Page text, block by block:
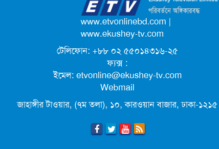
পদোন্নতি পেয়ে সচিব হলেন ২ কর্মকর্তা
লিগ্যাল এইডের মাধ্যমে সন্তান ফিরে পেল
সেই কিশোরী মা জুঁই
জেট ফুয়েলের দাম কমলো লিটারে ১৯ টাকা
ছুটিতে গিয়ে না ফিরলে ৩ বছরের নিষেধাজ্ঞা,
www.etvonlinebd.com |
www.ekushey-tv.com
টেলিফোন: +৮৮ ০২ ৫৫০১৪৩১৬-২৫
ফ্যক্স :
ইমেল: etvonline@ekushey-tv.com
Webmail
জাহাঙ্গীর টাওয়ার, (৭ম তলা), ১০, কারওয়ান বাজার, ঢাকা-১২১৫